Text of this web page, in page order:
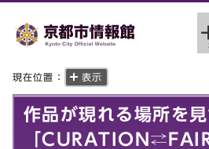
現在位置： 表示
作品が現れる場所を
「